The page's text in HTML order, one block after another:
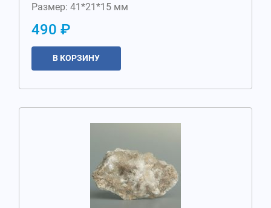
Размер: 41*21*15 мм
490 ₽
В КОРЗИНУ